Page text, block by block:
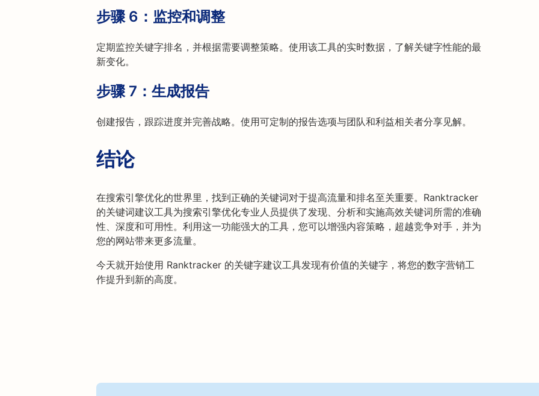
步骤 6： 监控和调整
定期监控关键字排名，并根据需要调整策略。使用该工具的实时数据，了解关键字性能的最
新变化。
步骤 7： 生成报告
创建报告，跟踪进度并完善战略。使用可定制的报告选项与团队和利益相关者分享见解。
结论
在搜索引擎优化的世界里，找到正确的关键词对于提高流量和排名至关重要。Ranktracker
的关键词建议工具为搜索引擎优化专业人员提供了发现、分析和实施高效关键词所需的准确
性、深度和可用性。利用这一功能强大的工具，您可以增强内容策略，超越竞争对手，并为
您的网站带来更多流量。
今天就开始使用 Ranktracker 的关键字建议工具发现有价值的关键字，将您的数字营销工
作提升到新的高度。